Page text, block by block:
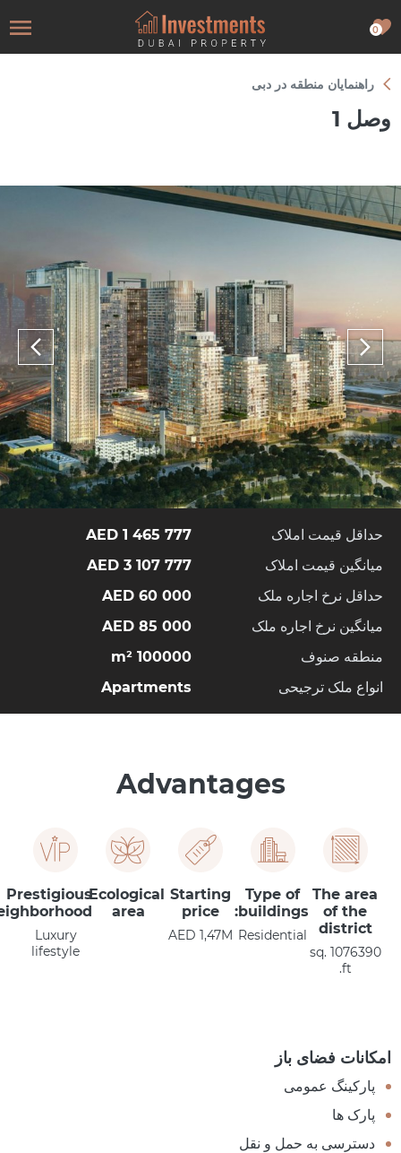
0
راهنمایان منطقه در دبی
وصل 1
حداقل قیمت املاک
1 465 777 AED
میانگین قیمت املاک
3 107 777 AED
حداقل نرخ اجاره ملک
60 000 AED
میانگین نرخ اجاره ملک
85 000 AED
منطقه صنوف
100000 m²
انواع ملک ترجیحی
Apartments
Advantages
The area
of the
district
1076390 sq.
ft.
Type of
buildings:
Residential
Starting
price
AED 1,47M
Ecological
area
Prestigious
Luxury
lifestyle
امکانات فضای باز
پارکینگ عمومی
پارک ها
دسترسی به حمل و نقل